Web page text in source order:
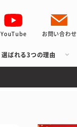
YouTube お問い合わせ
選ばれる3つの理由